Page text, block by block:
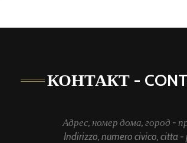
КОНТАКТ -
Адрес, номер дома, город -
Indirizzo, numero civico, citta